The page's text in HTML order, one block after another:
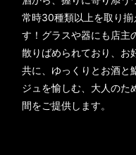
常時30種類以上を取り揃
す！グラスや器にも店主
散りばめられており、お
共に、ゆっくりとお酒と
ジュを愉しむ、大人のた
間をご提供します。